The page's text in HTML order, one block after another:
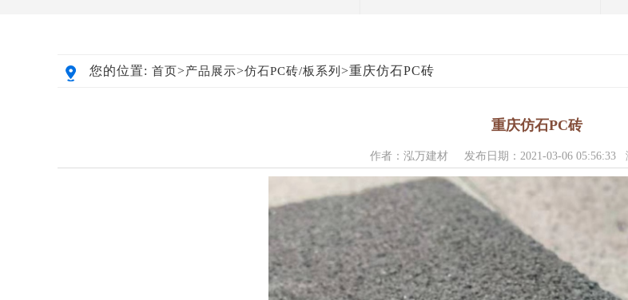
您的位置: 首页>产品展示>仿石PC砖/板系列 >重庆仿石PC砖
重庆仿石PC砖
作者：泓万建材 发布日期：2021-03-06 05:56:33